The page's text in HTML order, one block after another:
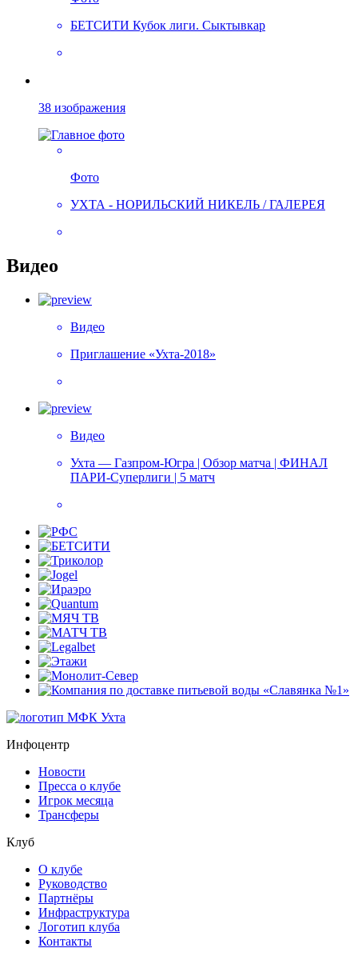
БЕТСИТИ Кубок лиги. Сыктывкар
38 изображения
Фото
УХТА - НОРИЛЬСКИЙ НИКЕЛЬ / ГАЛЕРЕЯ
Видео
Видео
Приглашение «Ухта-2018»
Видео
Ухта — Газпром-Югра | Обзор матча | ФИНАЛ
ПАРИ-Суперлиги | 5 матч
Инфоцентр
Новости
Пресса о клубе
Игрок месяца
Трансферы
Клуб
О клубе
Руководство
Партнёры
Инфраструктура
Логотип клуба
Контакты